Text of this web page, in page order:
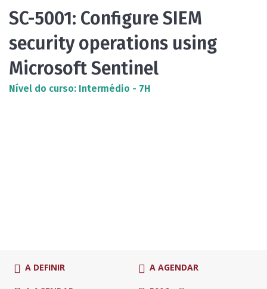
SC-5001: Configure SIEM
security operations using
Microsoft Sentinel
Nível do curso: Intermédio - 7H
A DEFINIR A AGENDAR